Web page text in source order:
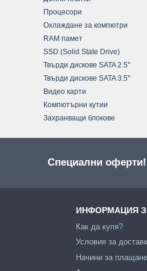
Процесори
Охлаждане за компютри
RAM памет
SSD (Solid State Drive)
Твърди дискове SATA 2.5"
Твърди дискове SATA 3.5"
Видео карти
Компютърни кутии
Захранващи блокове
Специални оферти!
ИНФОРМАЦИЯ
Как да купя?
Условия за
Начини за плащане